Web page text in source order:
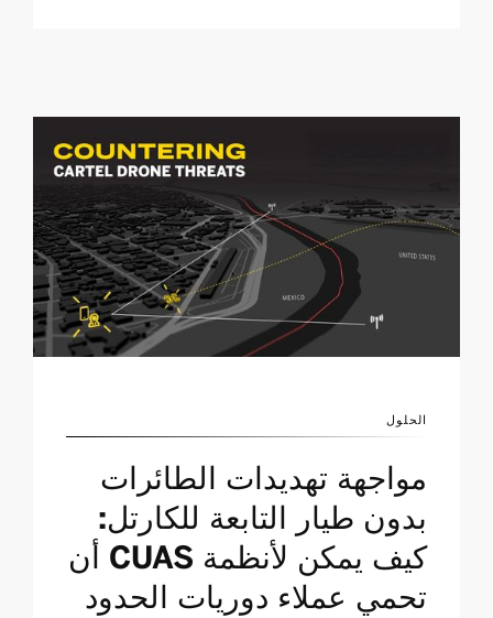
الحلول
مواجهة تهديدات الطائرات
بدون طيار التابعة للكارتل:
كيف يمكن لأنظمة CUAS أن
تحمي عملاء دوريات الحدود